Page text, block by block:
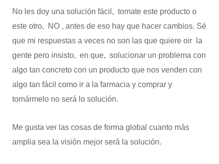
No les doy una solución fácil, tomate este producto o
este otro, NO , antes de eso hay que hacer cambios. Sé
que mi respuestas a veces no son las que quiere oir la
gente pero insisto, en que, solucionar un problema con
algo tan concreto con un producto que nos venden con
algo tan fácil como ir a la farmacia y comprar y
tomármelo no será lo solución.
Me gusta ver las cosas de forma global cuanto más
amplia sea la visión mejor será la solución.